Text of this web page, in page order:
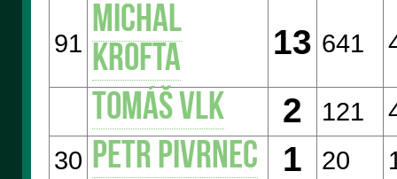
91
Michal
KROFTA
13 641
Tomáš VLK 2 121
30 Petr PIVRNEC 1 20